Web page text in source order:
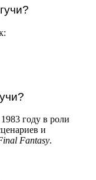
году в роли
и
Fantasy.